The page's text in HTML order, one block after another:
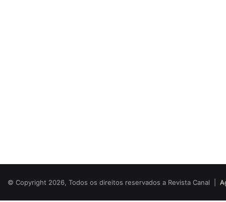
© Copyright 2026, Todos os direitos reservados a Revista Canal |